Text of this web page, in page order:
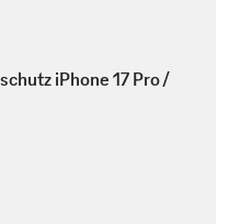
iPhone 17 Pro /